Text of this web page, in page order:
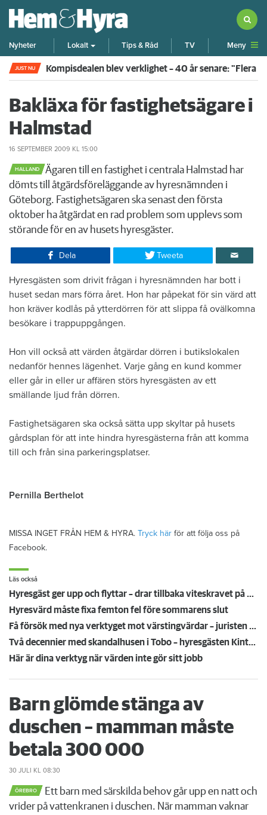
Nyheter Lokalt Tips & Råd TV Meny
JUST NU Kompisdealen blev verklighet – 40 år senare: "Flera
Bakläxa för fastighetsägare i
Halmstad
16 SEPTEMBER 2009 KL 15:00
HALLAND
​Ägaren till en fastighet i centrala Halmstad har
dömts till åtgärdsföreläggande av hyresnämnden i
Göteborg. Fastighetsägaren ska senast den första
oktober ha åtgärdat en rad problem som upplevs som
störande för en av husets hyresgäster.
Dela Tweeta
​Hyresgästen som drivit frågan i hyresnämnden har bott i
huset sedan mars förra året. Hon har påpekat för sin värd att
hon kräver kodlås på ytterdörren för att slippa få ovälkomna
besökare i trappuppgången.
Hon vill också att värden åtgärdar dörren i butikslokalen
nedanför hennes lägenhet. Varje gång en kund kommer
eller går in eller ur affären störs hyresgästen av ett
smällande ljud från dörren.
Fastighetsägaren ska också sätta upp skyltar på husets
gårdsplan för att inte hindra hyresgästerna från att komma
till och från sina parkeringsplatser.
Pernilla Berthelot
MISSA INGET FRÅN HEM & HYRA. Tryck här för att följa oss på
Facebook.
Läs också
Hyresgäst ger upp och flyttar – drar tillbaka viteskravet på en halv miljon kronor
Hyresvärd måste fixa femton fel före sommarens slut
Få försök med nya verktyget mot värstingvärdar – juristen som testat: "Fungerar bra"
Två decennier med skandalhusen i Tobo – hyresgästen Kintu: ”Ingen ska bo så här”
Här är dina verktyg när värden inte gör sitt jobb
Barn glömde stänga av
duschen – mamman måste
betala 300 000
30 JULI KL 08:30
ÖREBRO
Ett barn med särskilda behov går upp en natt och
vrider på vattenkranen i duschen. När mamman vaknar